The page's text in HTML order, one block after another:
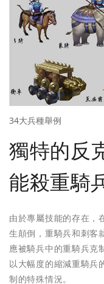
34大兵種舉例
獨特的反
能殺重騎
由於專屬技能的存在，
生顛倒，重騎兵和刺客
應被騎兵中的重騎兵克
以大幅度的縮減重騎兵
制的特殊情況。